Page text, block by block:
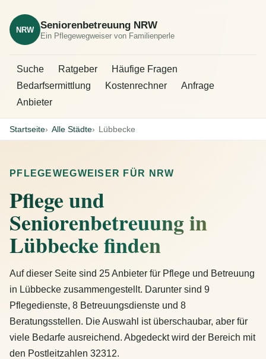
NRW Seniorenbetreuung NRW
Ein Pflegewegweiser von Familienperle
Suche Ratgeber
Häufige Fragen
Bedarfsermittlung
Kostenrechner
Anfrage
Anbieter
Startseite Alle Städte Lübbecke
PFLEGEWEGWEISER FÜR NRW
Pflege und
Seniorenbetreuung in
Lübbecke finden
Auf dieser Seite sind 25 Anbieter für Pflege und Betreuung
in Lübbecke zusammengestellt. Darunter sind 9
Pflegedienste, 8 Betreuungsdienste und 8
Beratungsstellen. Die Auswahl ist überschaubar, aber für
viele Bedarfe ausreichend. Abgedeckt wird der Bereich mit
den Postleitzahlen 32312.